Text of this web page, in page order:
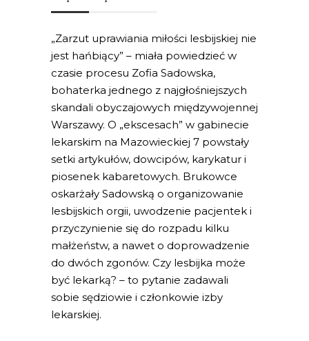
„Zarzut uprawiania miłości lesbijskiej nie
jest hańbiący” – miała powiedzieć w
czasie procesu Zofia Sadowska,
bohaterka jednego z najgłośniejszych
skandali obyczajowych międzywojennej
Warszawy. O „ekscesach” w gabinecie
lekarskim na Mazowieckiej 7 powstały
setki artykułów, dowcipów, karykatur i
piosenek kabaretowych. Brukowce
oskarżały Sadowską o organizowanie
lesbijskich orgii, uwodzenie pacjentek i
przyczynienie się do rozpadu kilku
małżeństw, a nawet o doprowadzenie
do dwóch zgonów. Czy lesbijka może
być lekarką? – to pytanie zadawali
sobie sędziowie i członkowie izby
lekarskiej.